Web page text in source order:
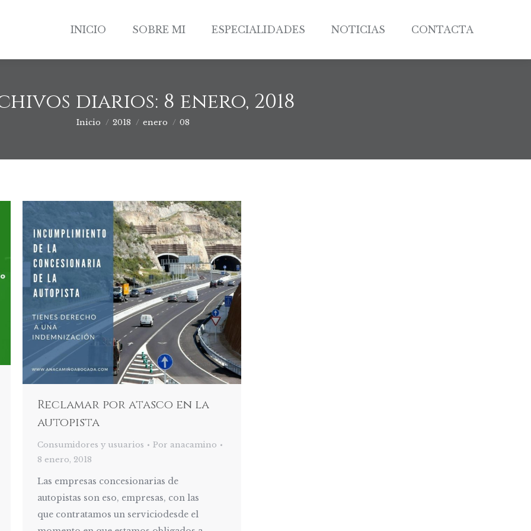
INICIO SOBRE MI ESPECIALIDADES NOTICIAS CONTACTA
diarios: 8 enero, 2018
Estás aquí:
Inicio 2018 enero 08
Reclamar por atasco en la
autopista
Consumidores y usuarios Por anacamino
8 enero, 2018
Las empresas concesionarias de
autopistas son eso, empresas, con las
que contratamos un serviciodesde el
INICIO SOBRE MI ESPECIALIDADES NOTICIAS CONTACTA